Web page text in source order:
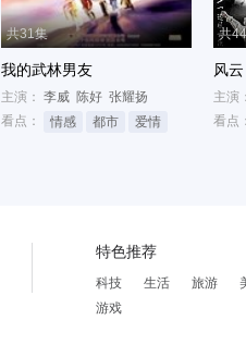
共31集
我的武林男友
主演： 李威 陈好 张耀扬
看点：
情感 都市 爱情
共
风云
主演
看点
特色推荐
科技 生活 旅游
游戏